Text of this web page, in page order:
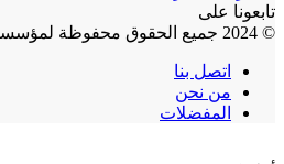
تابعونا على
© 2024 جميع الحقوق محفوظة لمؤسسة عراقنا للثقافة والإعلام.
اتصل بنا
من نحن
المفضلات